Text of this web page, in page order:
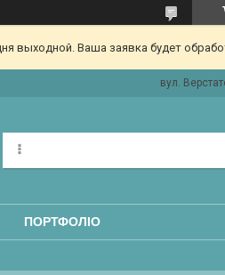
выходной. Ваша заявка будет
вул.
ПОРТФОЛІО